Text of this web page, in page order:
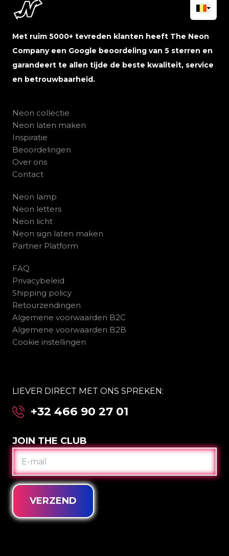
Met ruim 5000+ tevreden klanten heeft The Neon
Company een Google beoordeling van 5 sterren en
garandeert te allen tijde de beste kwaliteit, service
en betrouwbaarheid.
Neon collectie
Neon laten maken
Inspiratie
Beoordelingen
Over ons
Contact
Neon lamp
Neon letters
Neon licht
Neon sign laten maken
Partner Platform
FAQ
Privacybeleid
Shipping policy
Retourzendingen
Algemene voorwaarden B2C
Algemene voorwaarden B2B
Cookie instellingen
LIEVER DIRECT MET ONS SPREKEN:
+32 466 90 27 01
JOIN THE CLUB
E-
MAIL
VERZEND